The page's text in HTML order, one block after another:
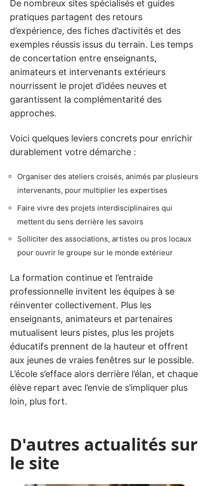
De nombreux sites spécialisés et guides
pratiques partagent des retours
d’expérience, des fiches d’activités et des
exemples réussis issus du terrain. Les temps
de concertation entre enseignants,
animateurs et intervenants extérieurs
nourrissent le projet d’idées neuves et
garantissent la complémentarité des
approches.
Voici quelques leviers concrets pour enrichir
durablement votre démarche :
Organiser des ateliers croisés, animés par plusieurs
intervenants, pour multiplier les expertises
Faire vivre des projets interdisciplinaires qui
mettent du sens derrière les savoirs
Solliciter des associations, artistes ou pros locaux
pour ouvrir le groupe sur le monde extérieur
La formation continue et l’entraide
professionnelle invitent les équipes à se
réinventer collectivement. Plus les
enseignants, animateurs et partenaires
mutualisent leurs pistes, plus les projets
éducatifs prennent de la hauteur et offrent
aux jeunes de vraies fenêtres sur le possible.
L’école s’efface alors derrière l’élan, et chaque
élève repart avec l’envie de s’impliquer plus
loin, plus fort.
D'autres actualités sur
le site